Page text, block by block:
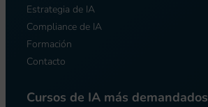
Estrategia de IA
Compliance de IA
Formación
Contacto
Cursos de IA más demandados